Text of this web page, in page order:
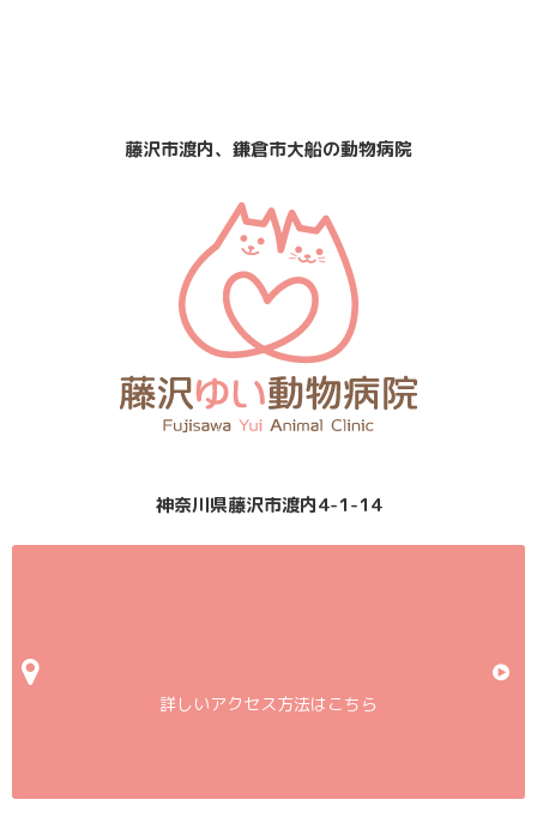
藤沢市渡内、鎌倉市大船の動物病院
神奈川県藤沢市渡内4-1-14
詳しいアクセス方法はこちら